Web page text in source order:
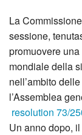
La
sessione,
promuovere
mondiale della
nell’ambito
l’Assemblea
resolution 73/
Un anno dopo,